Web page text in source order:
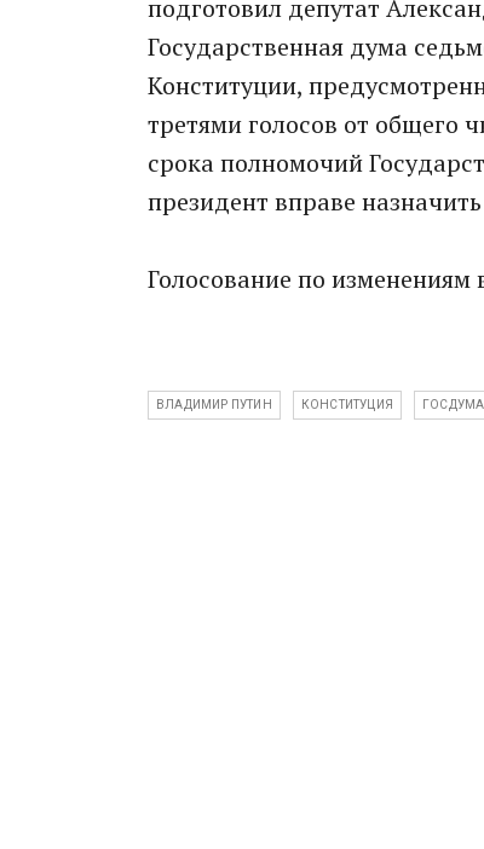
подготовил депутат
Государственная дума
Конституции,
третями голосов от общего
срока полномочий
президент вправе
Голосование по изменениям
ВЛАДИМИР ПУТИН КОНСТИТУЦИЯ ГОСДУМА